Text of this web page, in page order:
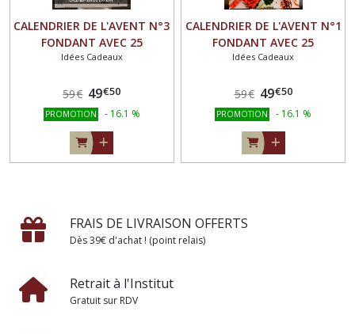
CALENDRIER DE L'AVENT N°3
FONDANT AVEC 25
SENTEURS SPECIALES NOEL
Idées Cadeaux
59€ 49€50
PROMOTION - 16.1 %
CALENDRIER DE L'AVENT N°1
FONDANT AVEC 25
SENTEURS SPECIALES NOEL
Idées Cadeaux
59€ 49€50
PROMOTION - 16.1 %
FRAIS DE LIVRAISON OFFERTS
Dès 39€ d'achat ! (point relais)
Retrait à l'Institut
Gratuit sur RDV